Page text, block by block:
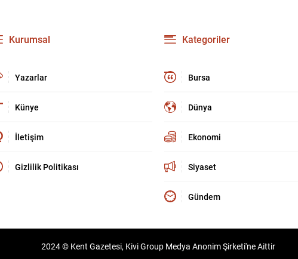
Kurumsal
Yazarlar
Künye
İletişim
Gizlilik Politikası
Kategoriler
Bursa
Dünya
Ekonomi
Siyaset
Gündem
2024 © Kent Gazetesi, Kivi Group Medya Anonim Şirketi'ne Aittir